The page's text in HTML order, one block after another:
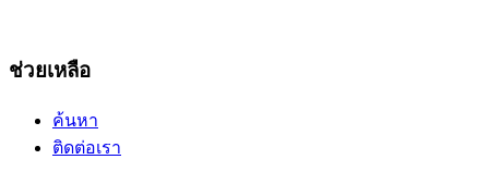
ช่วยเหลือ
ค้นหา
ติดต่อเรา